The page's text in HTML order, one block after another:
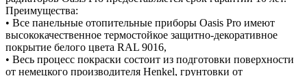
Преимущества:
• Все панельные отопительные приборы Oasis Pro имеют
высококачественное термостойкое защитно-декоративное
покрытие белого цвета RAL 9016,
• Весь процесс покраски состоит из подготовки поверхности
от немецкого производителя Henkel, грунтовки от